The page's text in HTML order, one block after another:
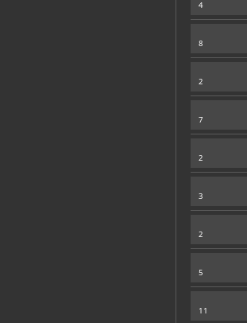
4
8
2
7
2
3
2
5
11